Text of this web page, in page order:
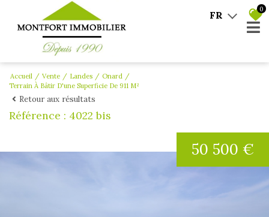
FR
0
Accueil Vente Landes
Onard
Terrain À Bâtir D'une Superficie De 911 M²
Retour aux résultats
Référence : 4022 bis
50 500 €